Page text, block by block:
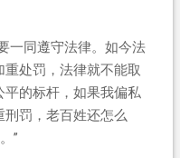
一同遵守法律。如今法
处罚，法律就不能取
的标杆，如果我偏私
罚，老百姓还怎么
”